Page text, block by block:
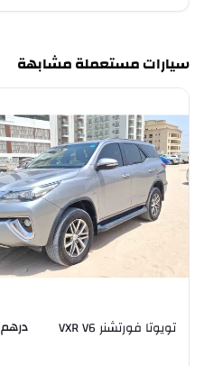
سيارات مستعملة مشابهة
تويوتا فورتشنر VXR V6 درهم 54,500